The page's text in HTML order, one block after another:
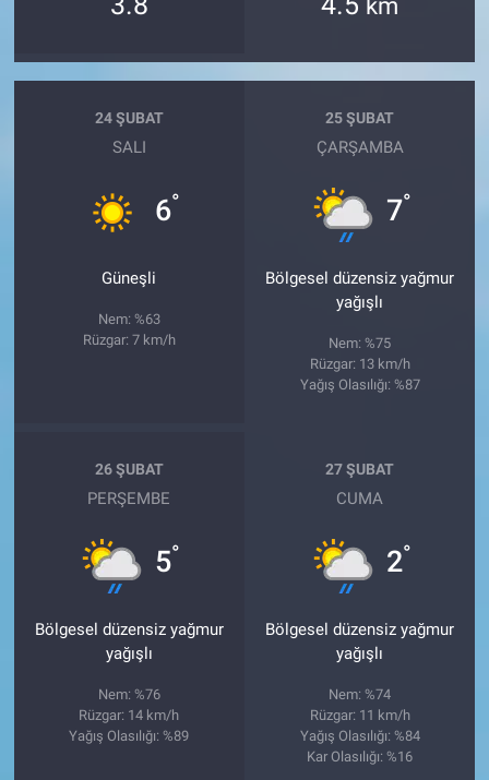
km
24 ŞUBAT
SALI
6°
Güneşli
Nem: %63
Rüzgar: 7 km/h
25 ŞUBAT
ÇARŞAMBA
7°
Bölgesel düzensiz yağmur
yağışlı
Nem: %75
Rüzgar: 13 km/h
Yağış Olasılığı: %87
26 ŞUBAT
PERŞEMBE
5°
Bölgesel düzensiz yağmur
yağışlı
Nem: %76
Rüzgar: 14 km/h
Yağış Olasılığı: %89
27 ŞUBAT
CUMA
2°
Bölgesel düzensiz yağmur
yağışlı
Nem: %74
Rüzgar: 11 km/h
Yağış Olasılığı: %84
Kar Olasılığı: %16